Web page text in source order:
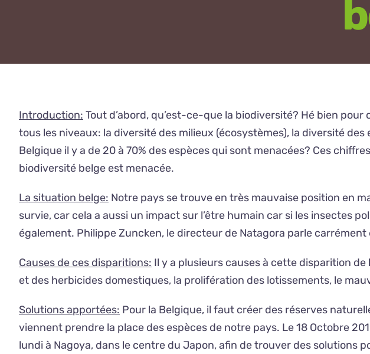
Introduction: Tout d’abord, qu’est-ce-que la biodiversité? Hé bien
tous les niveaux: la diversité des milieux (écosystèmes), la diversité
Belgique il y a de 20 à 70% des espèces qui sont menacées? Ces
biodiversité belge est menacée.
La situation belge: Notre pays se trouve en très mauvaise position en
survie, car cela a aussi un impact sur l’être humain car si les insectes
également. Philippe Zuncken, le directeur de Natagora parle
Causes de ces disparitions: Il y a plusieurs causes à cette disparition
et des herbicides domestiques, la prolifération des lotissements, le
Solutions apportées: Pour la Belgique, il faut créer des réserves
viennent prendre la place des espèces de notre pays. Le 18 Octobre
lundi à Nagoya, dans le centre du Japon, afin de trouver des solutions